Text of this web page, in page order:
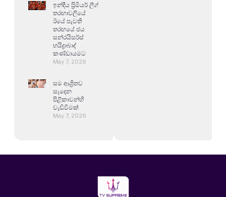
ඉන්දීය ප්‍රිමියර් ලීග්
තරඟාවලියේ
ඊයේ පැවති
තරඟයේ ජය
සන්රයිසර්ස්
හයිද්‍රාබාද්
කණ්ඩායමට
May 7, 2026
සම ආශ්‍රිතව
සෑදෙන
පිළිකාවන්හි
වැඩිවීමක්
May 7, 2026